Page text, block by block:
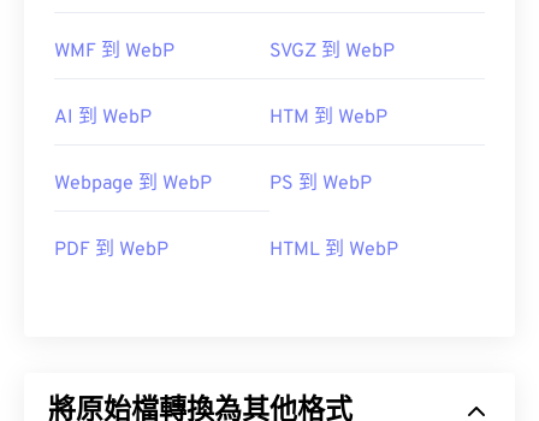
WMF 到 WebP SVGZ 到 WebP
AI 到 WebP HTM 到 WebP
Webpage 到 WebP PS 到 WebP
PDF 到 WebP HTML 到 WebP
將原始檔轉換為其他格式